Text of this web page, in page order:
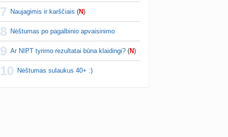
7 Naujagimis ir karščiais (N)
8 Nėštumas po pagalbinio apvaisinimo
9 Ar NIPT tyrimo rezultatai būna klaidingi? (N)
10 Nėštumas sulaukus 40+ :)